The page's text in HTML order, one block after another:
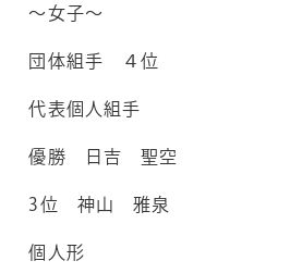
～女子～
団体組手 ４位
代表個人組手
優勝 日吉 聖空
3位 神山 雅泉
個人形